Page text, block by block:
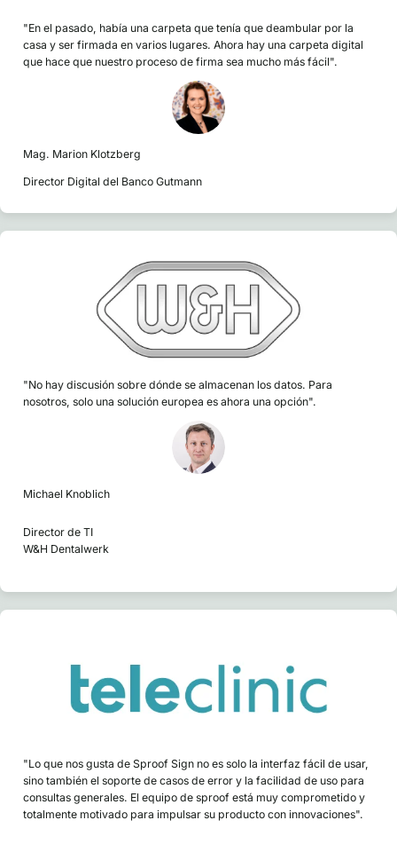
"En el pasado, había una carpeta que tenía que deambular por la
casa y ser firmada en varios lugares. Ahora hay una carpeta digital
que hace que nuestro proceso de firma sea mucho más fácil".
Mag. Marion Klotzberg
Director Digital del Banco Gutmann
"No hay discusión sobre dónde se almacenan los datos. Para
nosotros, solo una solución europea es ahora una opción".
Michael Knoblich
Director de TI
W&H Dentalwerk
"Lo que nos gusta de Sproof Sign no es solo la interfaz fácil de usar,
sino también el soporte de casos de error y la facilidad de uso para
consultas generales. El equipo de sproof está muy comprometido y
totalmente motivado para impulsar su producto con innovaciones".